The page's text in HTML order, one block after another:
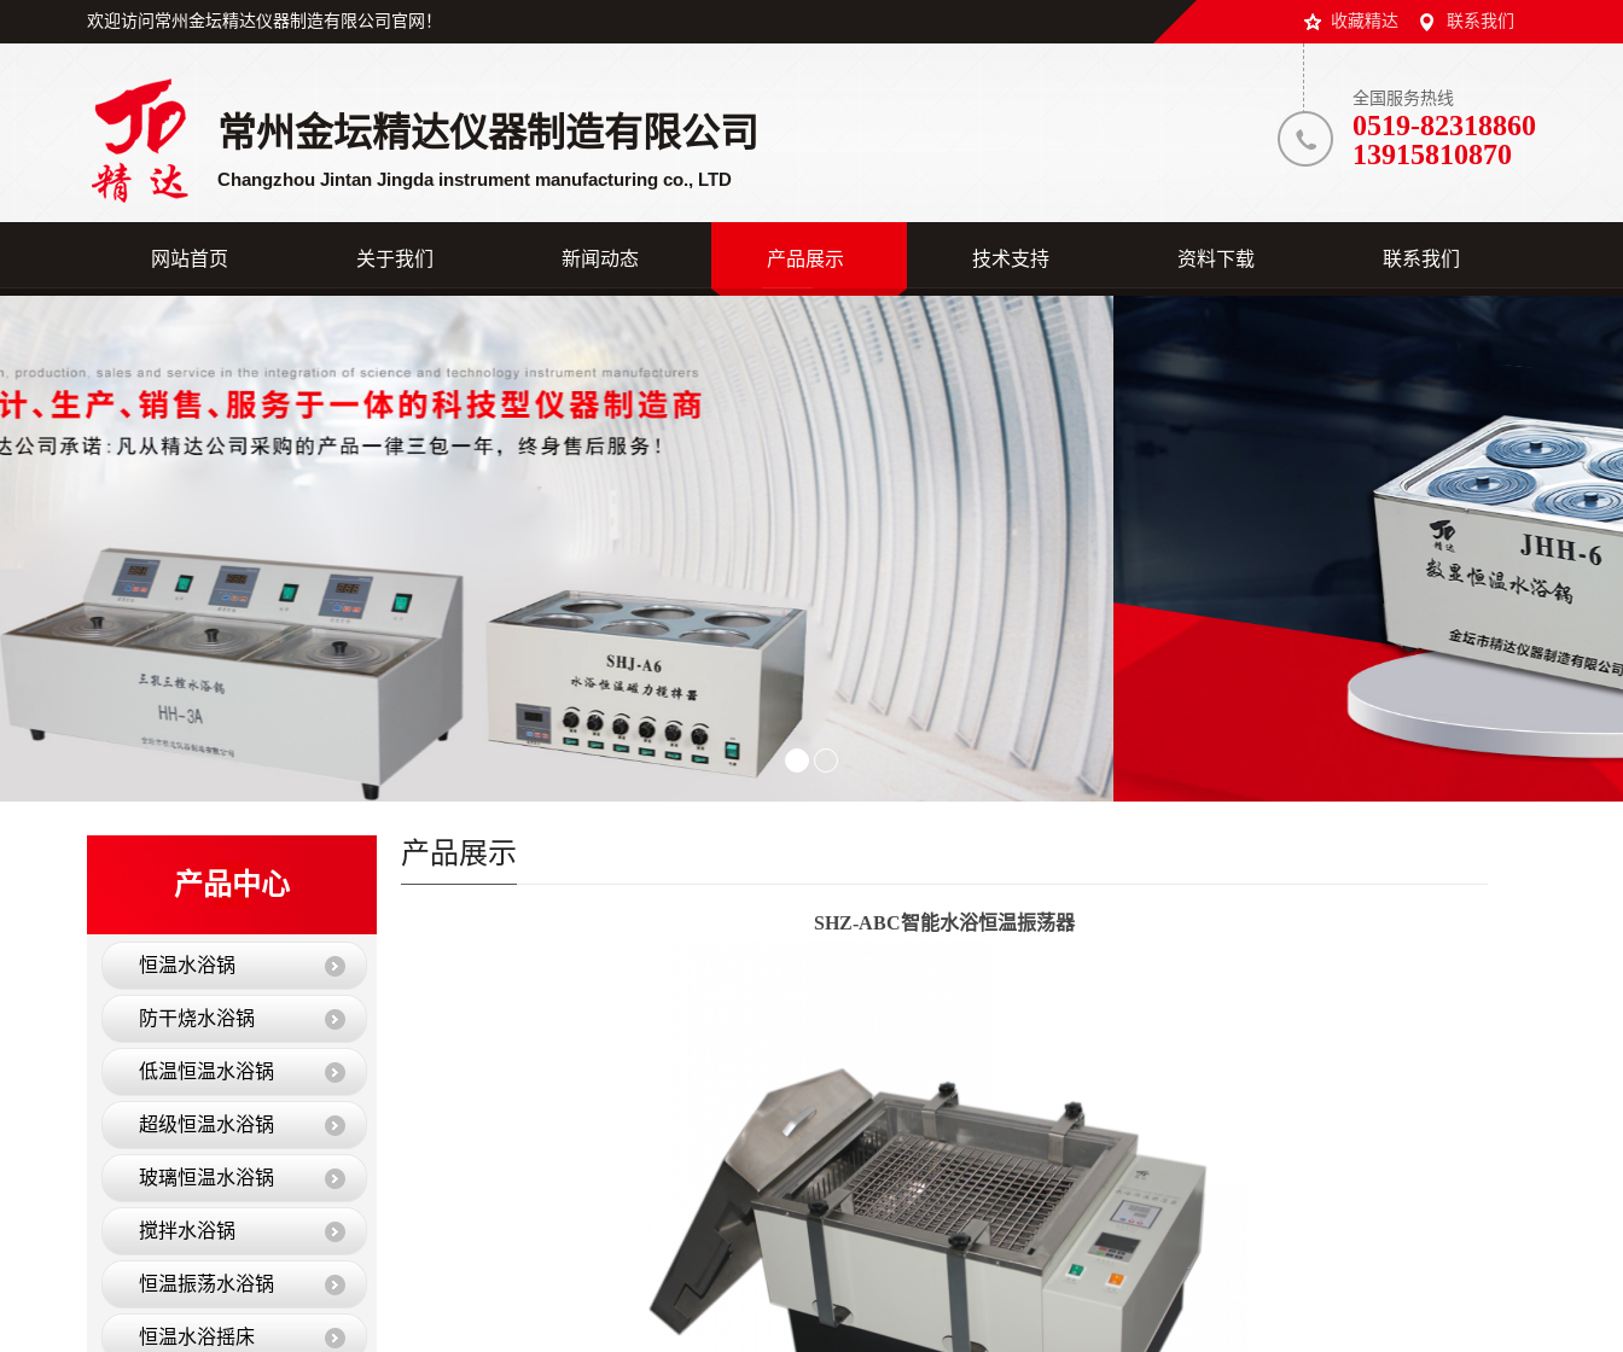
收藏精达 联系我们
欢迎访问常州金坛精达仪器制造有限公司官网！
常州金坛精达仪器制造有限公司
Changzhou Jintan Jingda instrument manufacturing co., LTD
全国服务热线
0519-82318860
13915810870
网站首页 关于我们 新闻动态 产品展示 技术支持 资料下载 联系我们
产品中心
恒温水浴锅
防干烧水浴锅
低温恒温水浴锅
超级恒温水浴锅
玻璃恒温水浴锅
搅拌水浴锅
恒温振荡水浴锅
恒温水浴摇床
产品展示
SHZ-ABC智能水浴恒温振荡器